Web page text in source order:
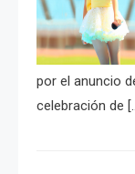
por el anuncio
celebración de